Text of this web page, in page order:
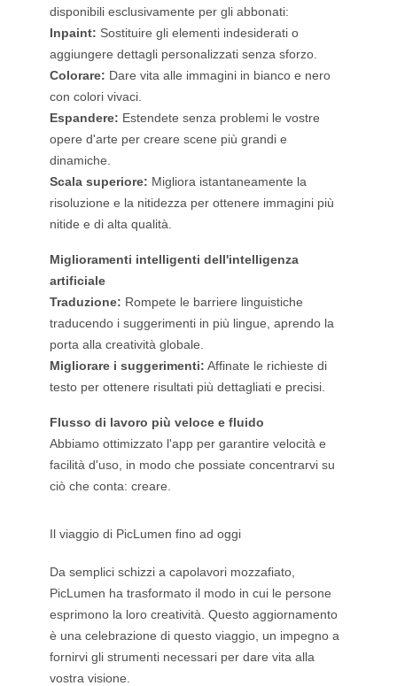
disponibili esclusivamente per gli abbonati:
Inpaint: Sostituire gli elementi indesiderati o
aggiungere dettagli personalizzati senza sforzo.
Colorare: Dare vita alle immagini in bianco e nero
con colori vivaci.
Espandere: Estendete senza problemi le vostre
opere d'arte per creare scene più grandi e
dinamiche.
Scala superiore: Migliora istantaneamente la
risoluzione e la nitidezza per ottenere immagini più
nitide e di alta qualità.
Miglioramenti intelligenti dell'intelligenza
artificiale
Traduzione: Rompete le barriere linguistiche
traducendo i suggerimenti in più lingue, aprendo la
porta alla creatività globale.
Migliorare i suggerimenti: Affinate le richieste di
testo per ottenere risultati più dettagliati e precisi.
Flusso di lavoro più veloce e fluido
Abbiamo ottimizzato l'app per garantire velocità e
facilità d'uso, in modo che possiate concentrarvi su
ciò che conta: creare.
Il viaggio di PicLumen fino ad oggi
Da semplici schizzi a capolavori mozzafiato,
PicLumen ha trasformato il modo in cui le persone
esprimono la loro creatività. Questo aggiornamento
è una celebrazione di questo viaggio, un impegno a
fornirvi gli strumenti necessari per dare vita alla
vostra visione.